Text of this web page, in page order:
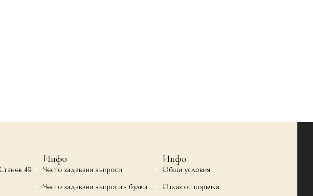
49
Инфо
Често задавани въпроси
Често задавани въпроси - булки
Инфо
Общи условия
Отказ от поръчка